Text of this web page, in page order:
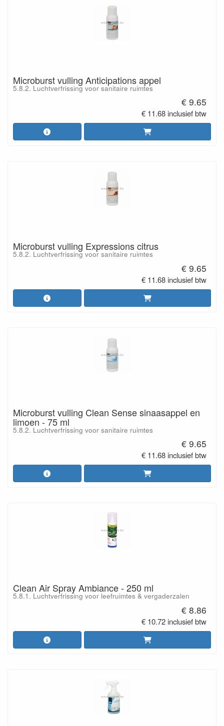
Microburst vulling Anticipations appel
5.8.2. Luchtverfrissing voor sanitaire ruimtes
€ 9.65
€ 11.68 inclusief btw
Microburst vulling Expressions citrus
5.8.2. Luchtverfrissing voor sanitaire ruimtes
€ 9.65
€ 11.68 inclusief btw
Microburst vulling Clean Sense sinaasappel en
limoen - 75 ml
5.8.2. Luchtverfrissing voor sanitaire ruimtes
€ 9.65
€ 11.68 inclusief btw
Clean Air Spray Ambiance - 250 ml
5.8.1. Luchtverfrissing voor leefruimtes & vergaderzalen
€ 8.86
€ 10.72 inclusief btw